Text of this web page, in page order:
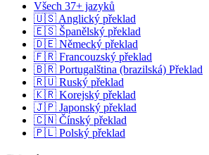
Všech 37+ jazyků
🇺🇸 Anglický překlad
🇪🇸 Španělský překlad
🇩🇪 Německý překlad
🇫🇷 Francouzský překlad
🇧🇷 Portugalština (brazilská) Překlad
🇷🇺 Ruský překlad
🇰🇷 Korejský překlad
🇯🇵 Japonský překlad
🇨🇳 Čínský překlad
🇵🇱 Polský překlad